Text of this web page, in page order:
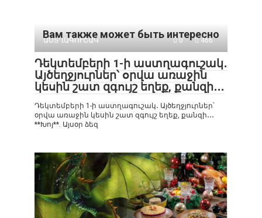
Вам также может быть интересно
ԱՍՏՂԱԳՈՒՇԱԿ 0 466
Դեկտեմբերի 1-ի աստղագուշակ․
Այծեղջյուրներ՝ օրվա առաջին
կեսին շատ զգույշ եղեք, քանզի․․․
Դեկտեմբերի 1-ի աստղագուշակ․ Այծեղջյուրներ՝
օրվա առաջին կեսին շատ զգույշ եղեք, քանզի․․․
**Խոյ**. Այսօր ձեզ